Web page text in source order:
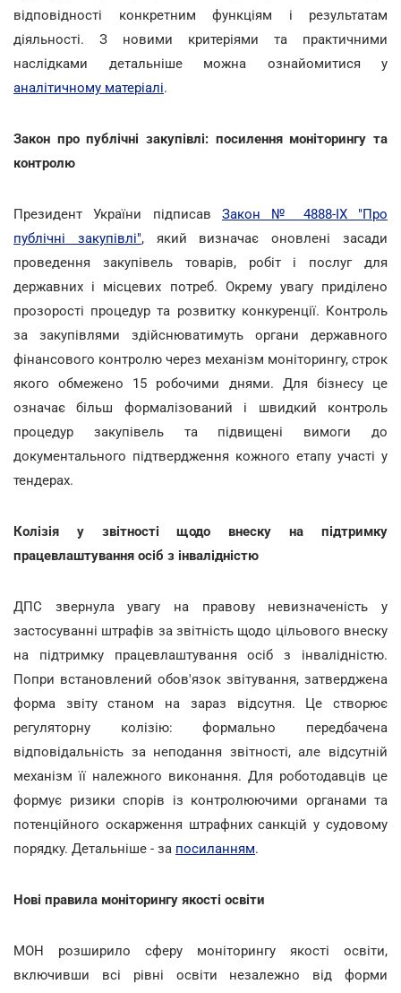
відповідності конкретним функціям і результатам
діяльності. З новими критеріями та практичними
наслідками детальніше можна ознайомитися у
аналітичному матеріалі.
Закон про публічні закупівлі: посилення моніторингу та
контролю
Президент України підписав Закон № 4888-IX "Про
публічні закупівлі", який визначає оновлені засади
проведення закупівель товарів, робіт і послуг для
державних і місцевих потреб. Окрему увагу приділено
прозорості процедур та розвитку конкуренції. Контроль
за закупівлями здійснюватимуть органи державного
фінансового контролю через механізм моніторингу, строк
якого обмежено 15 робочими днями. Для бізнесу це
означає більш формалізований і швидкий контроль
процедур закупівель та підвищені вимоги до
документального підтвердження кожного етапу участі у
тендерах.
Колізія у звітності щодо внеску на підтримку
працевлаштування осіб з інвалідністю
ДПС звернула увагу на правову невизначеність у
застосуванні штрафів за звітність щодо цільового внеску
на підтримку працевлаштування осіб з інвалідністю.
Попри встановлений обов'язок звітування, затверджена
форма звіту станом на зараз відсутня. Це створює
регуляторну колізію: формально передбачена
відповідальність за неподання звітності, але відсутній
механізм її належного виконання. Для роботодавців це
формує ризики спорів із контролюючими органами та
потенційного оскарження штрафних санкцій у судовому
порядку. Детальніше - за посиланням.
Нові правила моніторингу якості освіти
МОН розширило сферу моніторингу якості освіти,
включивши всі рівні освіти незалежно від форми